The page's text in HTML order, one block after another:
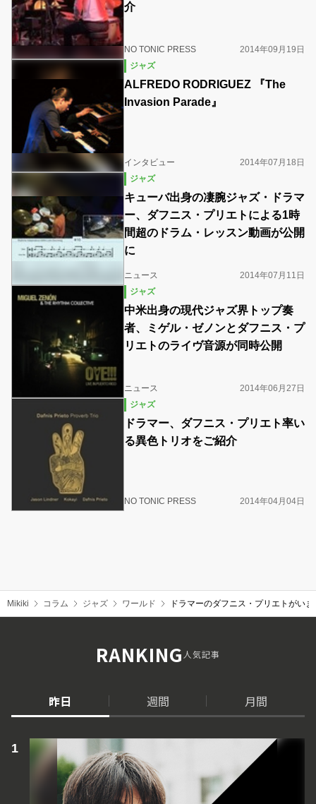
介
NO TONIC PRESS
2014年09月19日
ジャズ
ALFREDO RODRIGUEZ 『The
Invasion Parade』
インタビュー
2014年07月18日
ジャズ
キューバ出身の凄腕ジャズ・ドラマ
ー、ダフニス・プリエトによる1時
間超のドラム・レッスン動画が公開
に
ニュース
2014年07月11日
ジャズ
中米出身の現代ジャズ界トップ奏
者、ミゲル・ゼノンとダフニス・プ
リエトのライヴ音源が同時公開
ニュース
2014年06月27日
ジャズ
ドラマー、ダフニス・プリエト率い
る異色トリオをご紹介
NO TONIC PRESS 2014年04月04日
Mikiki コラム ジャズ ワールド ドラマーのダフニス・プリエトがい
RANKING人気記事
昨日 週間 月間